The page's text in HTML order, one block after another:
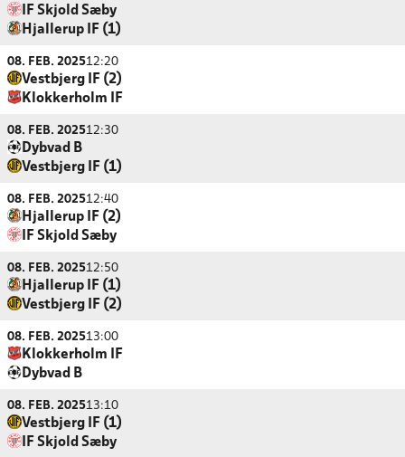
IF Skjold Sæby
Hjallerup IF (1)
08. FEB. 202512:20
Vestbjerg IF (2)
Klokkerholm IF
08. FEB. 202512:30
Dybvad B
Vestbjerg IF (1)
08. FEB. 202512:40
Hjallerup IF (2)
IF Skjold Sæby
08. FEB. 202512:50
Hjallerup IF (1)
Vestbjerg IF (2)
08. FEB. 202513:00
Klokkerholm IF
Dybvad B
08. FEB. 202513:10
Vestbjerg IF (1)
IF Skjold Sæby